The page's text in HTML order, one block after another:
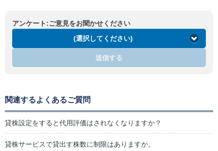
アンケート:ご意見をお聞かせください
(選択してください)
送信する
関連するよくあるご質問
貸株設定をすると代用評価はされなくなりますか？
貸株サービスで貸出す株数に制限はありますか。